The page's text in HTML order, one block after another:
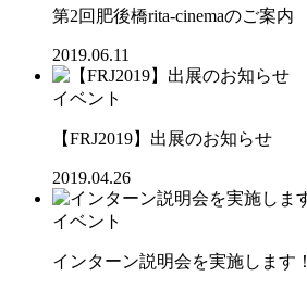
第2回肥後橋rita-cinemaのご案内
2019.06.11
イベント
【FRJ2019】出展のお知らせ
2019.04.26
イベント
インターン説明会を実施します！